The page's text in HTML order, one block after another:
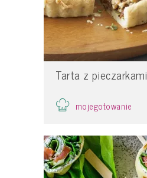
Tarta z pieczarkami
mojegotowanie